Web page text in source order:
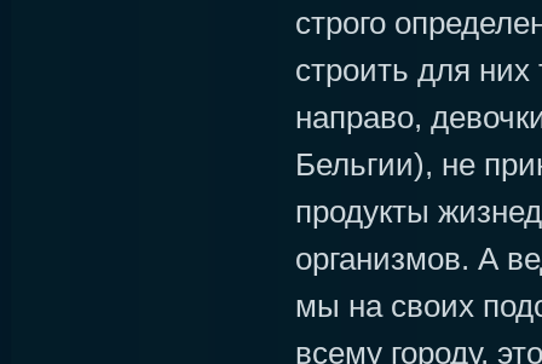
строго
строить для
направо,
Бельгии), не
продукты
организмов. А
мы на своих
всему городу,